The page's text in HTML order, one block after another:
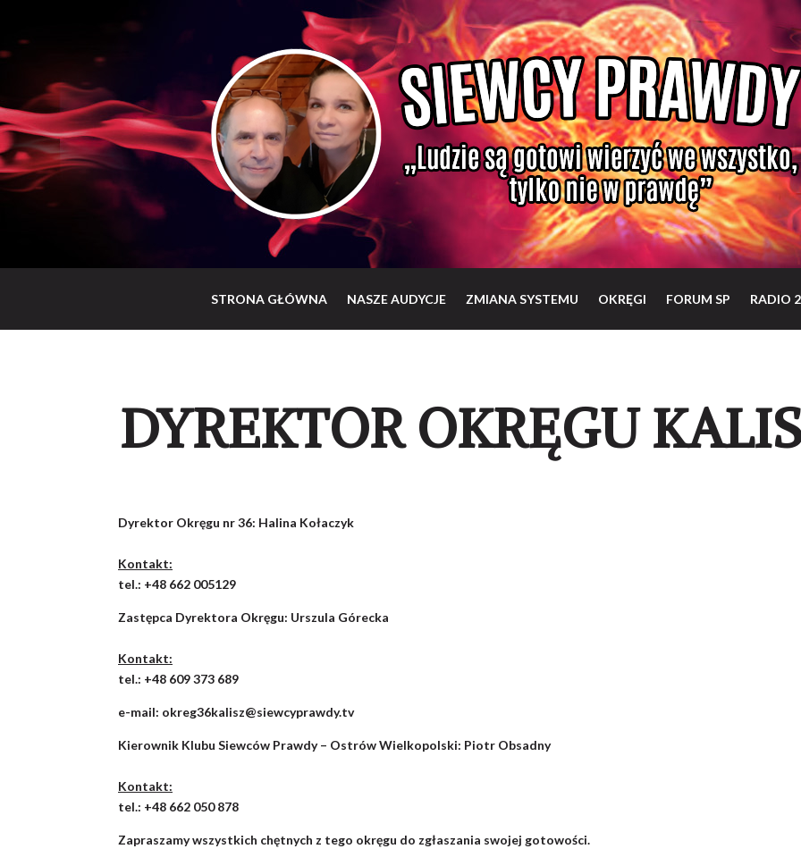
STRONA GŁÓWNA NASZE AUDYCJE ZMIANA SYSTEMU OKRĘGI FORUM SP RADIO
DYREKTOR OKRĘGU
Dyrektor Okręgu nr 36: Halina Kołaczyk
Kontakt:
tel.: +48 662 005129
Zastępca Dyrektora Okręgu: Urszula Górecka
Kontakt:
tel.: +48 609 373 689
e-mail: okreg36kalisz@siewcyprawdy.tv
Kierownik Klubu Siewców Prawdy – Ostrów Wielkopolski: Piotr Obsadny
Kontakt:
tel.: +48 662 050 878
Zapraszamy wszystkich chętnych z tego okręgu do zgłaszania swojej gotowości.